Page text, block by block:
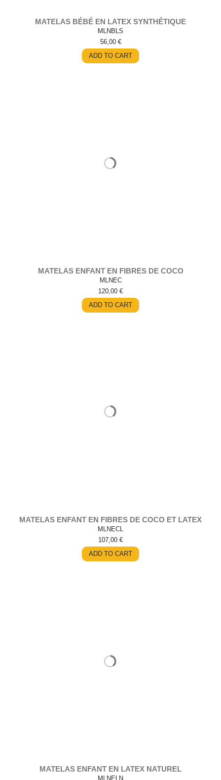
MATELAS BÉBÉ EN LATEX SYNTHÉTIQUE
MLNBLS
56,00 €
ADD TO CART
MATELAS ENFANT EN FIBRES DE COCO
MLNEC
120,00 €
ADD TO CART
MATELAS ENFANT EN FIBRES DE COCO ET LATEX
NATUREL
MLNECL
107,00 €
ADD TO CART
MATELAS ENFANT EN LATEX NATUREL
MLNELN